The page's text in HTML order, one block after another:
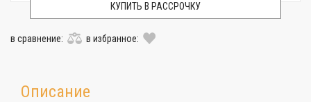
КУПИТЬ В РАССРОЧКУ
в сравнение: в избранное:
Описание